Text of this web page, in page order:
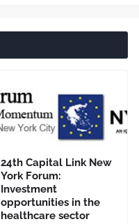
24th Capital Link New
York Forum:
Investment
opportunities in the
healthcare sector